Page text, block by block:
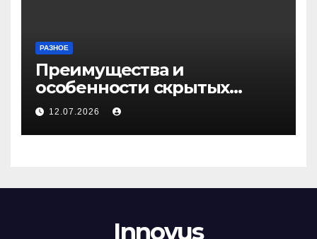
РАЗНОЕ
Преимущества и
особенности скрытых
дверей
12.07.2026
Innovus